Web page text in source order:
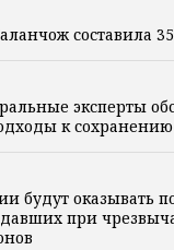
составила
эксперты
к
будут оказывать
при